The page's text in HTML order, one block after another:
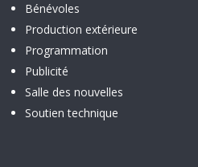
Bénévoles
Production extérieure
Programmation
Publicité
Salle des nouvelles
Soutien technique